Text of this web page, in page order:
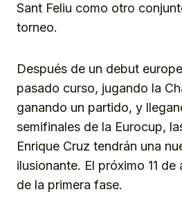
Sant Feliu como otro
torneo.
Después de un debut
pasado curso, jugando la
ganando un partido, y
semifinales de la Eurocup,
Enrique Cruz tendrán una
ilusionante. El próximo 11
de la primera fase.